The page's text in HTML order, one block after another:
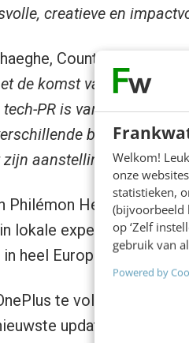
Welkom!
onze
statistieken,
(bijvoorbeeld
op ‘Zelf
gebruik van
Powered by
creatieve en
Country Manager
de komst van Philémon
PR is van grote
belangrijke
aanstelling op een
Philémon Heutte
lokale expertise en
heel Europa.
te volgen op
updates.